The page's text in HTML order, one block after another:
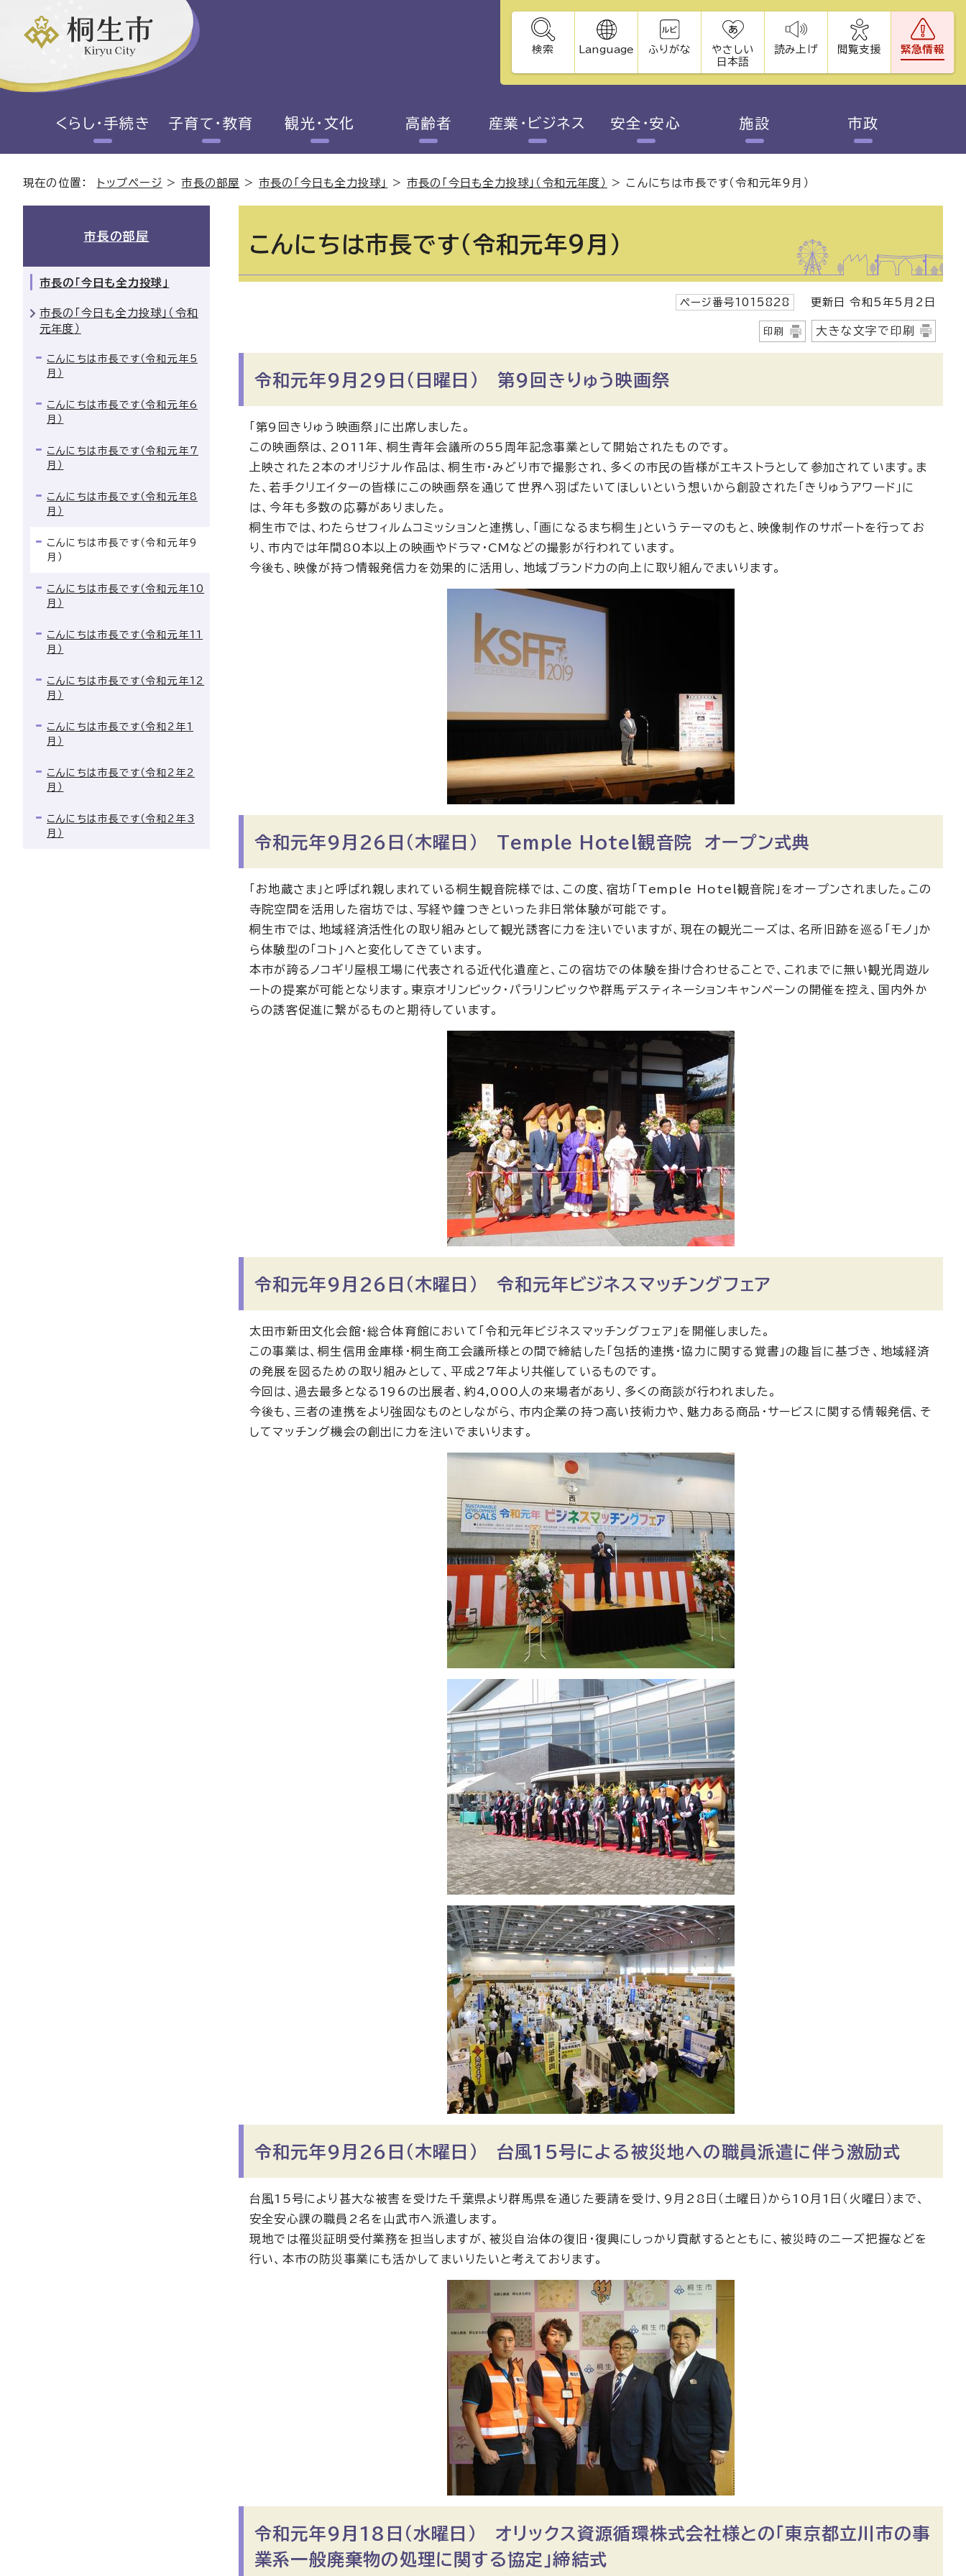
検索 Language ふりがな
やさしい
日本語
読み上げ 閲覧支援 緊急情報
くらし・手続き 子育て・教育 観光・文化 高齢者 産業・ビジネス 安全・安心 施設 市政
現在の位置： トップページ >市長の部屋 >市長の「今日も全力投球」 >市長の「今日も全力投球」（令和元年度） > こんにちは市長です（令和元年9月）
こんにちは市長です（令和元年9月）
ページ番号1015828 更新日 令和5年5月2日
印刷 大きな文字で印刷
令和元年9月29日（日曜日） 第9回きりゅう映画祭
「第9回きりゅう映画祭」に出席しました。
この映画祭は、2011年、桐生青年会議所の55周年記念事業として開始されたものです。
上映された2本のオリジナル作品は、桐生市・みどり市で撮影され、多くの市民の皆様がエキストラとして参加されています。ま
た、若手クリエイターの皆様にこの映画祭を通じて世界へ羽ばたいてほしいという想いから創設された「きりゅうアワード」に
は、今年も多数の応募がありました。
桐生市では、わたらせフィルムコミッションと連携し、「画になるまち桐生」というテーマのもと、映像制作のサポートを行ってお
り、市内では年間80本以上の映画やドラマ・CMなどの撮影が行われています。
今後も、映像が持つ情報発信力を効果的に活用し、地域ブランド力の向上に取り組んでまいります。
令和元年9月26日（木曜日） Temple Hotel観音院 オープン式典
「お地蔵さま」と呼ばれ親しまれている桐生観音院様では、この度、宿坊「Temple Hotel観音院」をオープンされました。この
寺院空間を活用した宿坊では、写経や鐘つきといった非日常体験が可能です。
桐生市では、地域経済活性化の取り組みとして観光誘客に力を注いでいますが、現在の観光ニーズは、名所旧跡を巡る「モノ」か
ら体験型の「コト」へと変化してきています。
本市が誇るノコギリ屋根工場に代表される近代化遺産と、この宿坊での体験を掛け合わせることで、これまでに無い観光周遊ル
ートの提案が可能となります。東京オリンピック・パラリンピックや群馬デスティネーションキャンペーンの開催を控え、国内外か
らの誘客促進に繋がるものと期待しています。
令和元年9月26日（木曜日） 令和元年ビジネスマッチングフェア
太田市新田文化会館・総合体育館において「令和元年ビジネスマッチングフェア」を開催しました。
この事業は、桐生信用金庫様・桐生商工会議所様との間で締結した「包括的連携・協力に関する覚書」の趣旨に基づき、地域経済
の発展を図るための取り組みとして、平成27年より共催しているものです。
今回は、過去最多となる196の出展者、約4,000人の来場者があり、多くの商談が行われました。
今後も、三者の連携をより強固なものとしながら、市内企業の持つ高い技術力や、魅力ある商品・サービスに関する情報発信、そ
してマッチング機会の創出に力を注いでまいります。
令和元年9月26日（木曜日） 台風15号による被災地への職員派遣に伴う激励式
台風15号により甚大な被害を受けた千葉県より群馬県を通じた要請を受け、9月28日（土曜日）から10月1日（火曜日）まで、
安全安心課の職員2名を山武市へ派遣します。
現地では罹災証明受付業務を担当しますが、被災自治体の復旧・復興にしっかり貢献するとともに、被災時のニーズ把握などを
行い、本市の防災事業にも活かしてまいりたいと考えております。
令和元年9月18日（水曜日） オリックス資源循環株式会社様との「東京都立川市の事
業系一般廃棄物の処理に関する協定」締結式
市長の部屋
市長の「今日も全力投球」
市長の「今日も全力投球」（令和
元年度）
こんにちは市長です（令和元年5
月）
こんにちは市長です（令和元年6
月）
こんにちは市長です（令和元年7
月）
こんにちは市長です（令和元年8
月）
こんにちは市長です（令和元年9
月）
こんにちは市長です（令和元年10
月）
こんにちは市長です（令和元年11
月）
こんにちは市長です（令和元年12
月）
こんにちは市長です（令和2年1
月）
こんにちは市長です（令和2年2
月）
こんにちは市長です（令和2年3
月）